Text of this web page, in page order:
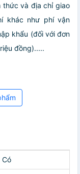
thức và địa chỉ giao
khác như phí vận
khẩu (đối với đơn
đồng).....
Có